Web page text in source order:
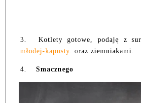
3. Kotlety gotowe, podaję z
młodej-kapusty. oraz ziemniakami.
4. Smacznego